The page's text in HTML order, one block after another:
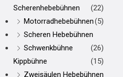
Scherenhebebühnen
(22)
Motorradhebebühnen(5)
Scheren Hebebühnen
(26)
Schwenkbühne
Kippbühne
(15)
Zweisäulen Hebebühnen